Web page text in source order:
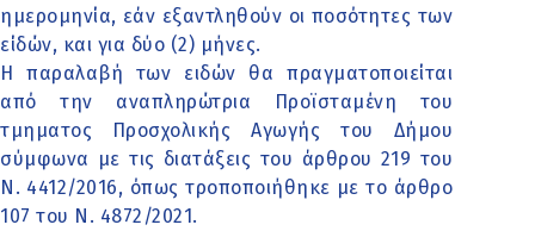
ημερομηνία, εάν εξαντληθούν οι ποσότητες των
είδών, και για δύο (2) μήνες.
Η παραλαβή των ειδών θα πραγματοποιείται
από την αναπληρώτρια Προϊσταμένη του
τμηματος Προσχολικής Αγωγής του Δήμου
σύμφωνα με τις διατάξεις του άρθρου 219 του
Ν. 4412/2016, όπως τροποποιήθηκε με το άρθρο
107 του Ν. 4872/2021.